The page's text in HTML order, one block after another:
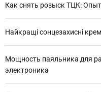
Как снять розыск ТЦК:
Найкращі сонцезахисні
Мощность паяльника для
электроника